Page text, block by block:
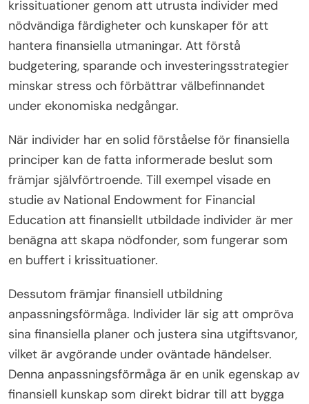
krissituationer genom att utrusta individer med
nödvändiga färdigheter och kunskaper för att
hantera finansiella utmaningar. Att förstå
budgetering, sparande och investeringsstrategier
minskar stress och förbättrar välbefinnandet
under ekonomiska nedgångar.
När individer har en solid förståelse för finansiella
principer kan de fatta informerade beslut som
främjar självförtroende. Till exempel visade en
studie av National Endowment for Financial
Education att finansiellt utbildade individer är mer
benägna att skapa nödfonder, som fungerar som
en buffert i krissituationer.
Dessutom främjar finansiell utbildning
anpassningsförmåga. Individer lär sig att ompröva
sina finansiella planer och justera sina utgiftsvanor,
vilket är avgörande under oväntade händelser.
Denna anpassningsförmåga är en unik egenskap av
finansiell kunskap som direkt bidrar till att bygga